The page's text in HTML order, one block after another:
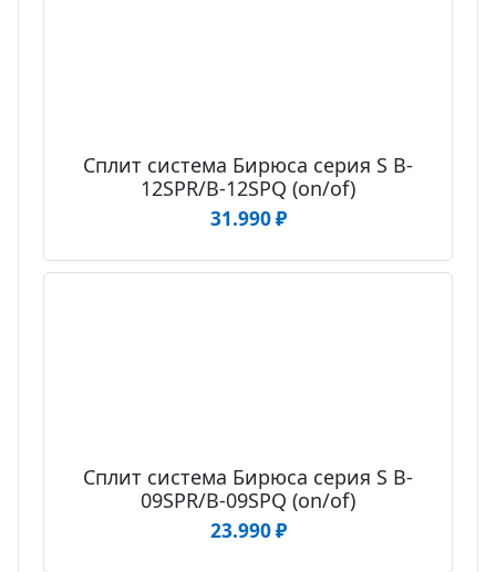
Сплит система Бирюса серия S B-
12SPR/B-12SPQ (on/of)
31.990₽
Сплит система Бирюса серия S B-
09SPR/B-09SPQ (on/of)
23.990₽